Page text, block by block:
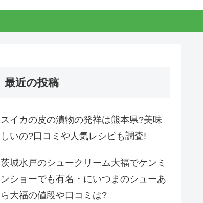
最近の投稿
スイカの皮の漬物の発祥は熊本県?美味
しいの?口コミや人気レシピも調査!
茨城水戸のシュークリーム大福でケンミ
ンショーでも有名・にいつまのシューあ
ら大福の値段や口コミは?